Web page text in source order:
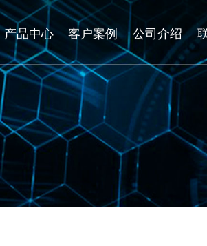
产品中心 客户案例 公司介绍